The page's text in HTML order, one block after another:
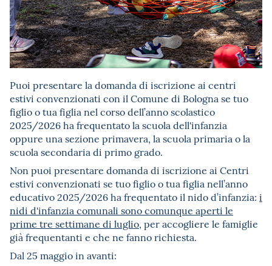
Puoi presentare la domanda di iscrizione ai centri
estivi convenzionati con il Comune di Bologna se tuo
figlio o tua figlia nel corso dell’anno scolastico
2025/2026 ha frequentato la scuola dell'infanzia
oppure una sezione primavera, la scuola primaria o la
scuola secondaria di primo grado.
Non puoi presentare domanda di iscrizione ai Centri
estivi convenzionati se tuo figlio o tua figlia nell’anno
educativo 2025/2026 ha frequentato il nido d’infanzia: i
nidi d'infanzia comunali sono comunque aperti le
prime tre settimane di luglio, per accogliere le famiglie
già frequentanti e che ne fanno richiesta.
Dal 25 maggio in avanti: